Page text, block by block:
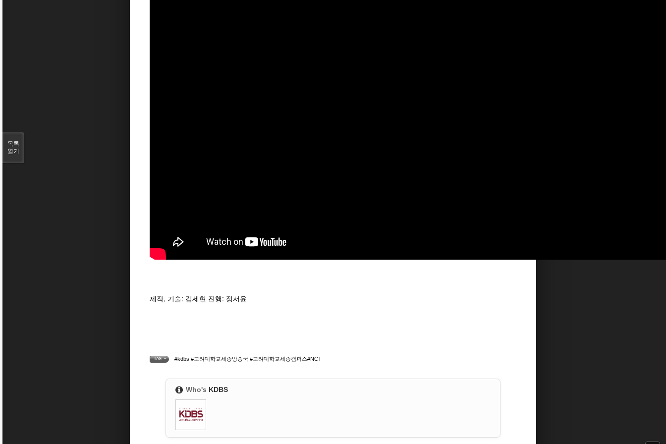
제작, 기술: 김세현 진행: 정서윤
TAG • #kdbs #고려대학교세종방송국 #고려대학교세종캠퍼스#NCT
Who's KDBS
목록
열기